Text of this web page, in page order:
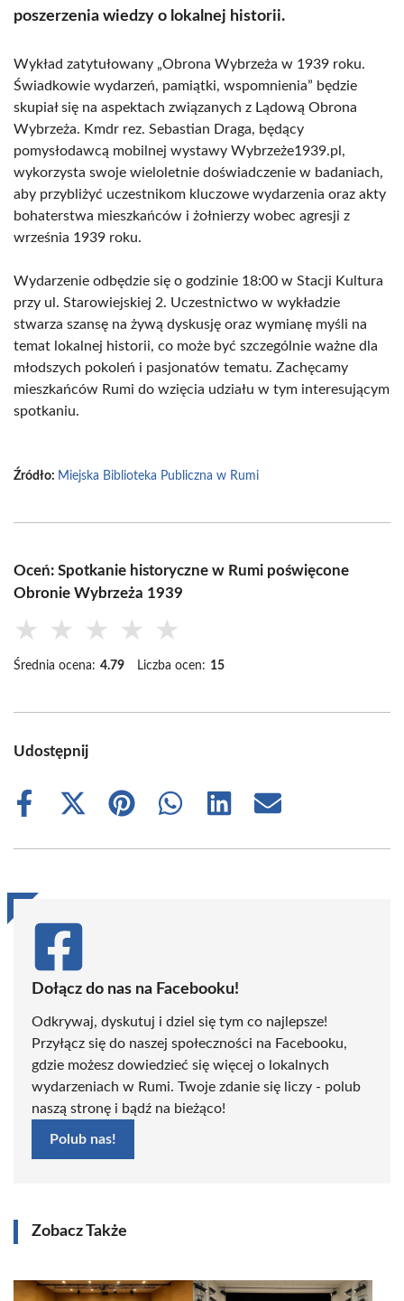
poszerzenia wiedzy o lokalnej historii.
Wykład zatytułowany „Obrona Wybrzeża w 1939 roku.
Świadkowie wydarzeń, pamiątki, wspomnienia” będzie
skupiał się na aspektach związanych z Lądową Obrona
Wybrzeża. Kmdr rez. Sebastian Draga, będący
pomysłodawcą mobilnej wystawy Wybrzeże1939.pl,
wykorzysta swoje wieloletnie doświadczenie w badaniach,
aby przybliżyć uczestnikom kluczowe wydarzenia oraz akty
bohaterstwa mieszkańców i żołnierzy wobec agresji z
września 1939 roku.
Wydarzenie odbędzie się o godzinie 18:00 w Stacji Kultura
przy ul. Starowiejskiej 2. Uczestnictwo w wykładzie
stwarza szansę na żywą dyskusję oraz wymianę myśli na
temat lokalnej historii, co może być szczególnie ważne dla
młodszych pokoleń i pasjonatów tematu. Zachęcamy
mieszkańców Rumi do wzięcia udziału w tym interesującym
spotkaniu.
Źródło: Miejska Biblioteka Publiczna w Rumi
Oceń: Spotkanie historyczne w Rumi poświęcone
Obronie Wybrzeża 1939
★ ★ ★ ★ ★
Średnia ocena: 4.79 Liczba ocen: 15
Udostępnij
Share
Share
(Twitter)
Share
Share
Share
Share
Dołącz do nas na Facebooku!
Odkrywaj, dyskutuj i dziel się tym co najlepsze!
Przyłącz się do naszej społeczności na Facebooku,
gdzie możesz dowiedzieć się więcej o lokalnych
wydarzeniach w Rumi. Twoje zdanie się liczy - polub
naszą stronę i bądź na bieżąco!
Polub nas!
Zobacz Także